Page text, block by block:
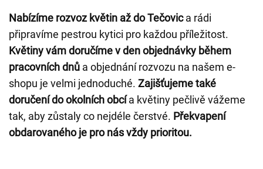
Nabízíme rozvoz květin až do Tečovica rádi
připravíme pestrou kytici pro každou příležitost.
Květiny vám doručíme v den objednávky během
pracovních dnů a objednání rozvozu na našem e-
shopu je velmi jednoduché. Zajišťujeme také
doručení do okolních obcía květiny pečlivě vážeme
tak, aby zůstaly co nejdéle čerstvé. Překvapení
obdarovaného je pro nás vždy prioritou.